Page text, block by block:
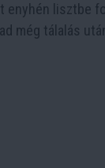
enyhén lisztbe
még tálalás